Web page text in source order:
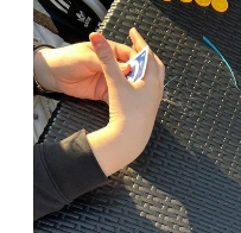
osrečuje
ulice